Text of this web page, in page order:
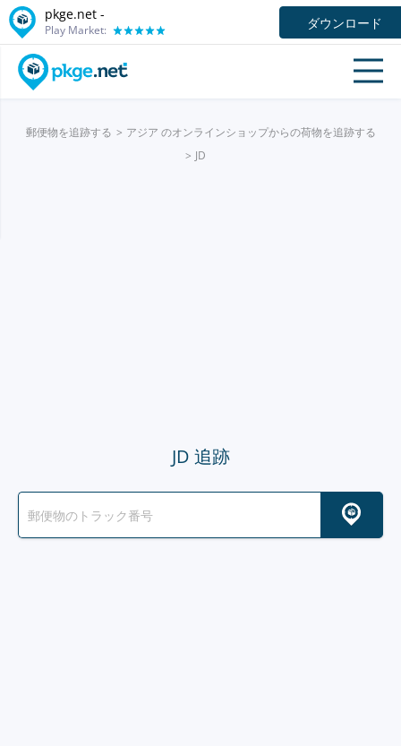
pkge.net -
Play Market: ダウンロード
郵便物を追跡する
アジア のオンラインショップからの荷物を追跡する
JD
JD 追跡